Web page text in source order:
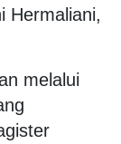
Hermaliani,
melalui